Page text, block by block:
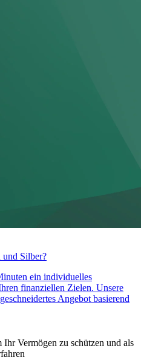
und Silber?
ein individuelles
finanziellen Zielen. Unsere
Angebot basierend
Vermögen zu schützen und als